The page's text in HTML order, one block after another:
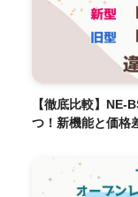
【徹底比較】NE-
つ！新機能と価格